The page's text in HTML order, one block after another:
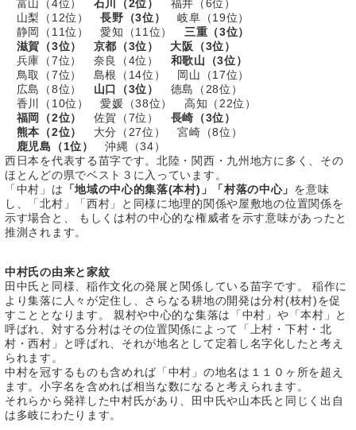
富山（4位） 石川（2位）
福井（6位）
山梨（12位）長野（3位）
岐阜（19位）
静岡（11位） 愛知（11位） 三重（3位）
滋賀（3位） 京都（3位） 大阪（3位）
兵庫（7位） 奈良（4位） 和歌山（3位）
鳥取（7位） 島根（14位） 岡山（17位）
広島（8位）
山口（3位）
徳島（28位）
香川（10位） 愛媛（38位） 高知（22位）
福岡（2位）
佐賀（7位） 長崎（3位）
熊本（2位）
大分（27位） 宮崎（8位）
鹿児島（1位）
沖縄（34）
西日本を代表する苗字です。北陸・関西・九州地方に多く、その
ほとんどの県でベスト３に入っています。
「中村」は 「地域の中心的集落(本村)」「村落の中心」 を意味
し、「北村」「西村」と同様に地理的関係や屋敷地の位置関係を
示す場合と、 もしくは村の中心的な権威者を示す意味があったと
推測されます。
中村氏の由来と家紋
田中氏と同様、稲作文化の発展と関係している苗字です。 稲作に
より集落に人々が定住し、さらなる耕地の開発は分村(枝村)を促
すこととなります。 親村や中心的な集落は「中村」や「本村」と
呼ばれ、対する分村はその位置関係によって「上村・下村・北
村・西村」と呼ばれ、それが地名として定着し名字化したと考え
られます。
中村を冠するものも含めれば「中村」の地名は１１０ヶ所を超え
ます。小字名を含めれば相当な数になると考えられます。
それらから発祥した中村氏があり、田中氏や山本氏と同じく出自
は多岐にわたります。